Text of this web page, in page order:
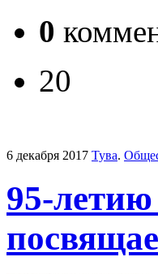
0
20
6 декабря 2017 Тува.
95-